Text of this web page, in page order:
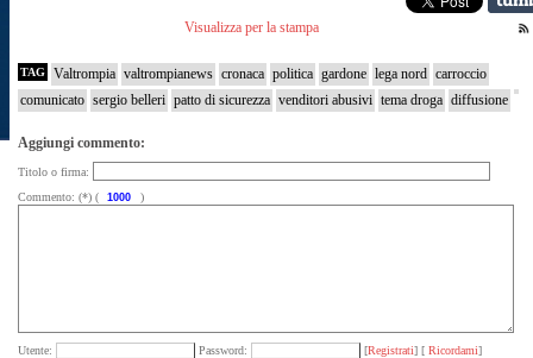
Visualizza per la stampa
TAG Valtrompia valtrompianews cronaca politica gardone lega nord carroccio
comunicato sergio belleri patto di sicurezza venditori abusivi tema droga diffusione
Aggiungi commento:
Titolo o firma:
Commento: (*) (
)
Utente: Password: [Registrati] [ Ricordami]